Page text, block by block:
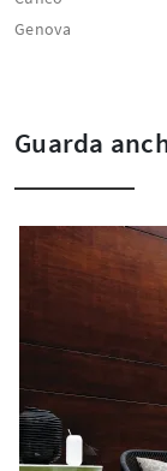
Genova
Guarda